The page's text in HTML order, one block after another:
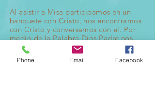
Al asistir a Misa participamos en un
banquete con Cristo, nos encontramos
con Cristo y conversamos con el. Por
medio de la Palabra Dios Padre nos
habla en las lecturas del Antiguo
Testamento; Dios Hijo a través del
Evangelio y el Espíritu Santo en el
Phone Email Facebook